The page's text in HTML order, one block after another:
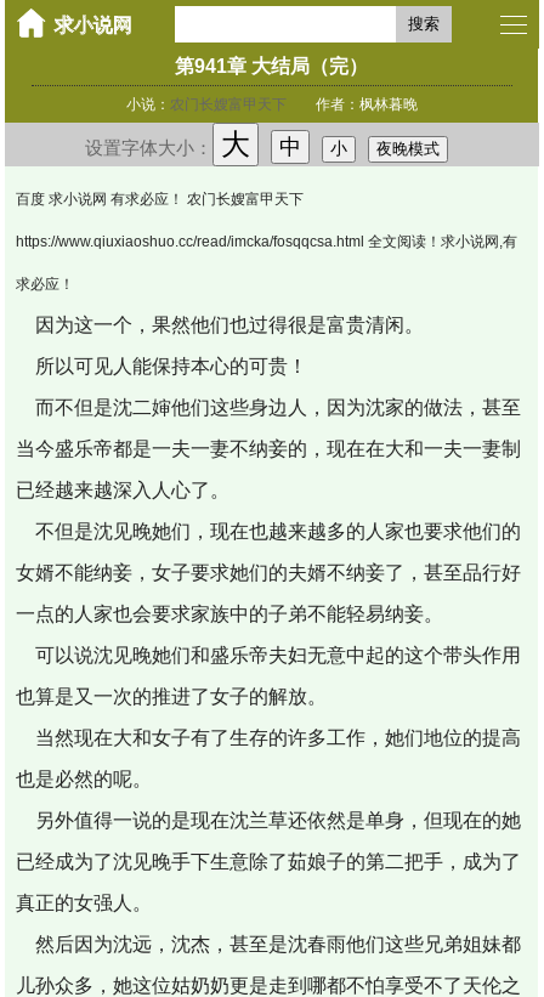
搜索
第941章 大结局（完）
小说： 农门长嫂富甲天下作者：枫林暮晚
设置字体大小： 大 中 小 夜晚模式
百度 求小说网 有求必应！ 农门长嫂富甲天下
https://www.qiuxiaoshuo.cc/read/imcka/fosqqcsa.html 全文阅读！求小说网,有
求必应！
因为这一个，果然他们也过得很是富贵清闲。
所以可见人能保持本心的可贵！
而不但是沈二婶他们这些身边人，因为沈家的做法，甚至
当今盛乐帝都是一夫一妻不纳妾的，现在在大和一夫一妻制
已经越来越深入人心了。
不但是沈见晚她们，现在也越来越多的人家也要求他们的
女婿不能纳妾，女子要求她们的夫婿不纳妾了，甚至品行好
一点的人家也会要求家族中的子弟不能轻易纳妾。
可以说沈见晚她们和盛乐帝夫妇无意中起的这个带头作用
也算是又一次的推进了女子的解放。
当然现在大和女子有了生存的许多工作，她们地位的提高
也是必然的呢。
另外值得一说的是现在沈兰草还依然是单身，但现在的她
已经成为了沈见晚手下生意除了茹娘子的第二把手，成为了
真正的女强人。
然后因为沈远，沈杰，甚至是沈春雨他们这些兄弟姐妹都
儿孙众多，她这位姑奶奶更是走到哪都不怕享受不了天伦之